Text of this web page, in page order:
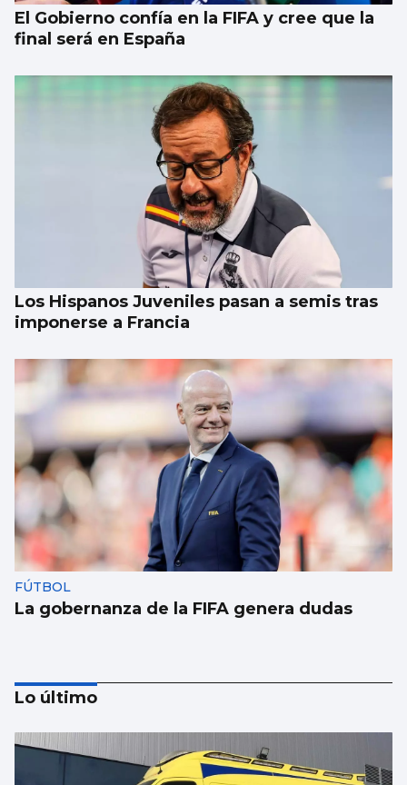
El Gobierno confía en la FIFA y cree que la
final será en España
Los Hispanos Juveniles pasan a semis tras
imponerse a Francia
FÚTBOL
La gobernanza de la FIFA genera dudas
Lo último